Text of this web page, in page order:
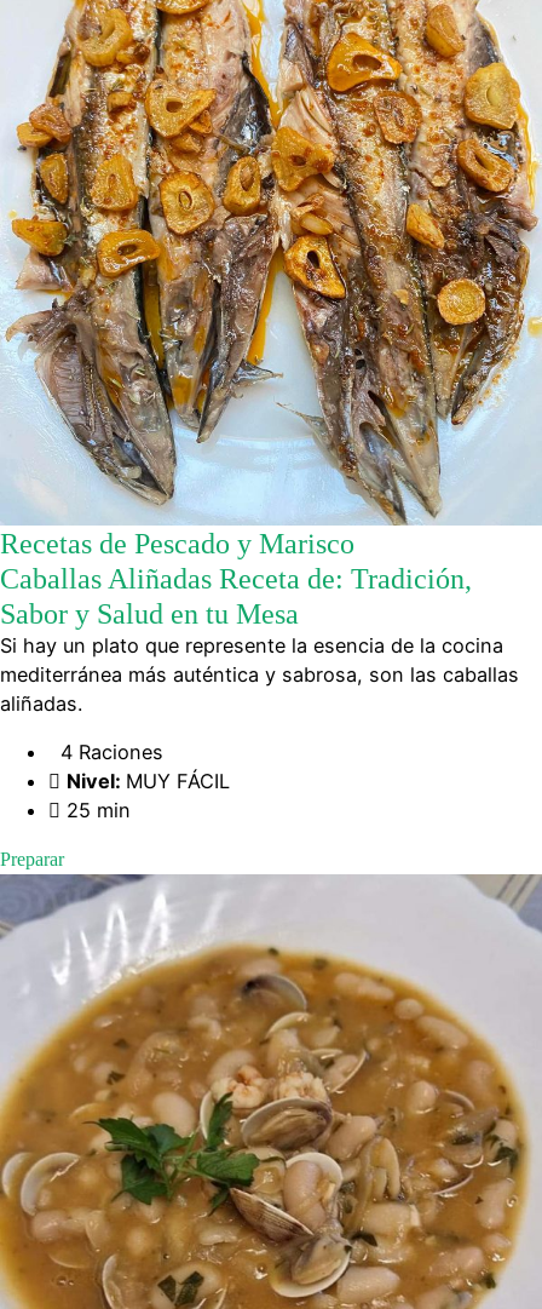
Recetas de Pescado y Marisco
Caballas Aliñadas Receta de: Tradición,
Sabor y Salud en tu Mesa
Si hay un plato que represente la esencia de la cocina
mediterránea más auténtica y sabrosa, son las caballas
aliñadas.
4 Raciones
Nivel: MUY FÁCIL
25 min
Preparar